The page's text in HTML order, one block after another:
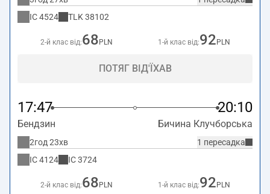
IC4524 TLK 38102
2-й клас від:68 PLN 1-й клас від:92 PLN
ПОТЯГ ВІД'ЇХАВ
17:47 20:10
Бендзин Бичина Клучборська
1 пересадка
2год 23хв
IC4124 IC3724
2-й клас від:68 PLN 1-й клас від:92 PLN